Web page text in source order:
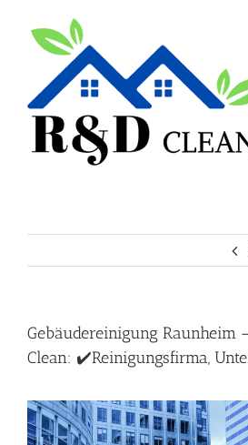
Gebäudereinigung
Clean: ✔️Reinigungsfirma,